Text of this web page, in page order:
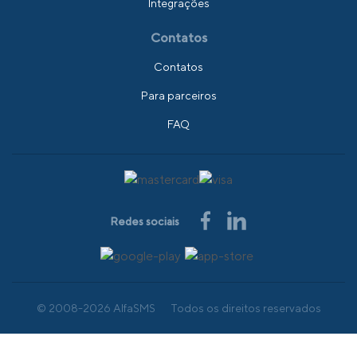
Integrações
Contatos
Contatos
Para parceiros
FAQ
Redes sociais
© 2008-2026 AlfaSMS Todos os direitos reservados